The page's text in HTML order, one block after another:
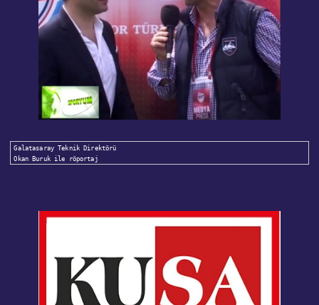
Galatasaray Teknik Direktörü
Okan Buruk ile röportaj